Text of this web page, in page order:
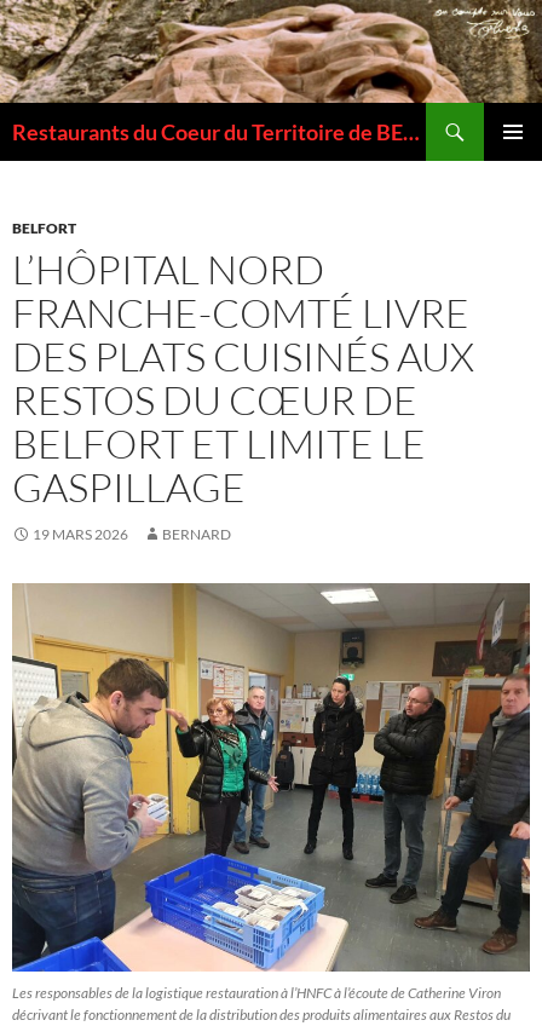
Restaurants du Coeur du Territoire de BELFORT
BELFORT
L’HÔPITAL NORD
FRANCHE-COMTÉ LIVRE
DES PLATS CUISINÉS AUX
RESTOS DU CŒUR DE
BELFORT ET LIMITE LE
GASPILLAGE
19 MARS 2026 BERNARD
Les responsables de la logistique restauration à l’HNFC à l’écoute de Catherine Viron
décrivant le fonctionnement de la distribution des produits alimentaires aux Restos du